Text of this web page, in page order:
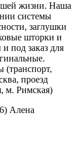
жизни. Наша
системы
заглушки
шторки и
под заказ для
(транспорт,
проезд
м. Римская)
Алена